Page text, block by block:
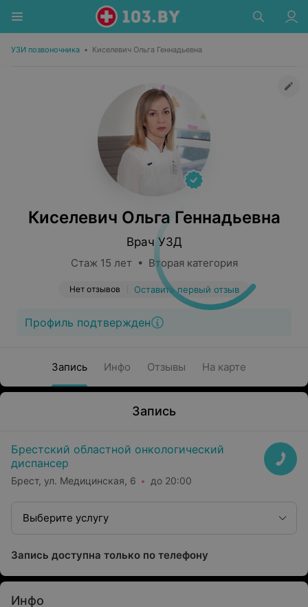
УЗИ позвоночника • Киселевич Ольга Геннадьевна
Киселевич Ольга Геннадьевна
Врач УЗД
Стаж 15 лет • Вторая категория
Нет отзывов Оставить первый отзыв
Профиль подтвержден
Запись Инфо Отзывы На карте
Запись
Брестский областной онкологический
диспансер
Брест, ул. Медицинская, 6 до 20:00
Выберите услугу
Запись доступна только по телефону
Инфо